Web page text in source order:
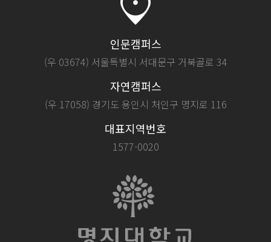
인문캠퍼스
(우 03674) 서울특별시 서대문구 거북골로 34
자연캠퍼스
(우 17058) 경기도 용인시 처인구 명지로 116
대표지역번호
1577-0020